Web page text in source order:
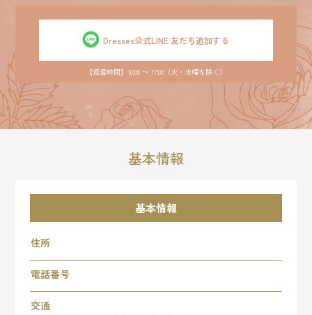
Dresses公式LINE 友だち追加する
【返信時間】10:00 〜 17:00（火・水曜を除く）
基本情報
基本情報
住所
電話番号
交通